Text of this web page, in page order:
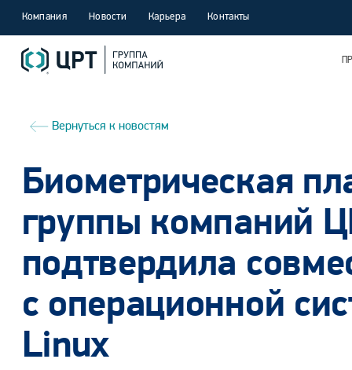
Компания Новости Карьера Контакты
Вернуться к новостям
Биометрическая
группы компаний
подтвердила
с операционной
Linux